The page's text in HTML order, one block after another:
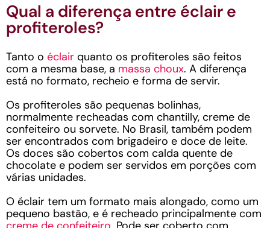
Qual a diferença entre éclair e
profiteroles?
Tanto o éclair quanto os profiteroles são feitos
com a mesma base, a massa choux. A diferença
está no formato, recheio e forma de servir.
Os profiteroles são pequenas bolinhas,
normalmente recheadas com chantilly, creme de
confeiteiro ou sorvete. No Brasil, também podem
ser encontrados com brigadeiro e doce de leite.
Os doces são cobertos com calda quente de
chocolate e podem ser servidos em porções com
várias unidades.
O éclair tem um formato mais alongado, como um
pequeno bastão, e é recheado principalmente com